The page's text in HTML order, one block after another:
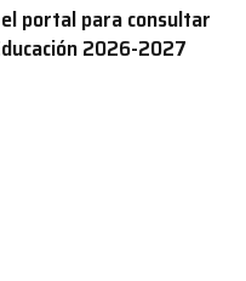
portal para consultar
2026-2027